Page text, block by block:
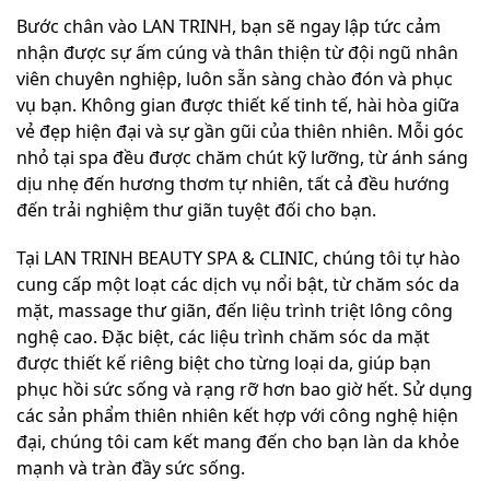
Bước chân vào LAN TRINH, bạn sẽ ngay lập tức cảm
nhận được sự ấm cúng và thân thiện từ đội ngũ nhân
viên chuyên nghiệp, luôn sẵn sàng chào đón và phục
vụ bạn. Không gian được thiết kế tinh tế, hài hòa giữa
vẻ đẹp hiện đại và sự gần gũi của thiên nhiên. Mỗi góc
nhỏ tại spa đều được chăm chút kỹ lưỡng, từ ánh sáng
dịu nhẹ đến hương thơm tự nhiên, tất cả đều hướng
đến trải nghiệm thư giãn tuyệt đối cho bạn.
Tại LAN TRINH BEAUTY SPA & CLINIC, chúng tôi tự hào
cung cấp một loạt các dịch vụ nổi bật, từ chăm sóc da
mặt, massage thư giãn, đến liệu trình triệt lông công
nghệ cao. Đặc biệt, các liệu trình chăm sóc da mặt
được thiết kế riêng biệt cho từng loại da, giúp bạn
phục hồi sức sống và rạng rỡ hơn bao giờ hết. Sử dụng
các sản phẩm thiên nhiên kết hợp với công nghệ hiện
đại, chúng tôi cam kết mang đến cho bạn làn da khỏe
mạnh và tràn đầy sức sống.